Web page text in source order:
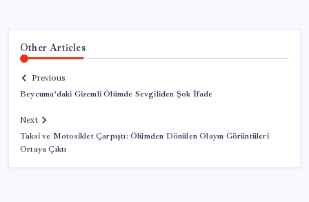
Other Articles
Previous
Beycuma’daki Gizemli Ölümde Sevgiliden Şok İfade
Next
Taksi ve Motosiklet Çarpıştı: Ölümden Dönülen Olayın Görüntüleri
Ortaya Çıktı